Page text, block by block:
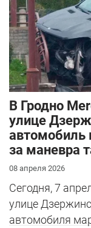
В Гродно
улице
автомобиль
за маневра
08 апреля 2026
Сегодня, 7
улице
автомобиля